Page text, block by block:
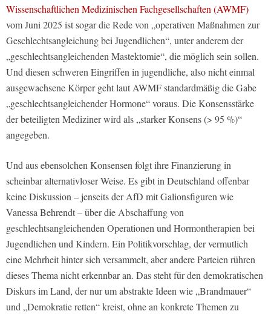
Wissenschaftlichen Medizinischen Fachgesellschaften (AWMF)
vom Juni 2025 ist sogar die Rede von „operativen Maßnahmen zur
Geschlechtsangleichung bei Jugendlichen“, unter anderem der
„geschlechtsangleichenden Mastektomie“, die möglich sein sollen.
Und diesen schweren Eingriffen in jugendliche, also nicht einmal
ausgewachsene Körper geht laut AWMF standardmäßig die Gabe
„geschlechtsangleichender Hormone“ voraus. Die Konsensstärke
der beteiligten Mediziner wird als „starker Konsens (> 95 %)“
angegeben.
Und aus ebensolchen Konsensen folgt ihre Finanzierung in
scheinbar alternativloser Weise. Es gibt in Deutschland offenbar
keine Diskussion – jenseits der AfD mit Galionsfiguren wie
Vanessa Behrendt – über die Abschaffung von
geschlechtsangleichenden Operationen und Hormontherapien bei
Jugendlichen und Kindern. Ein Politikvorschlag, der vermutlich
eine Mehrheit hinter sich versammelt, aber andere Parteien rühren
dieses Thema nicht erkennbar an. Das steht für den demokratischen
Diskurs im Land, der nur um abstrakte Ideen wie „Brandmauer“
und „Demokratie retten“ kreist, ohne an konkrete Themen zu